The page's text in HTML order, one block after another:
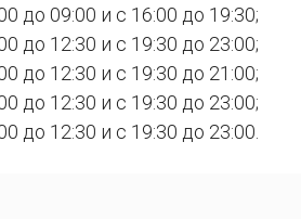
до 09:00 и с 16:00 до 19:30;
до 12:30 и с 19:30 до 23:00;
до 12:30 и с 19:30 до 21:00;
до 12:30 и с 19:30 до 23:00;
до 12:30 и с 19:30 до 23:00.